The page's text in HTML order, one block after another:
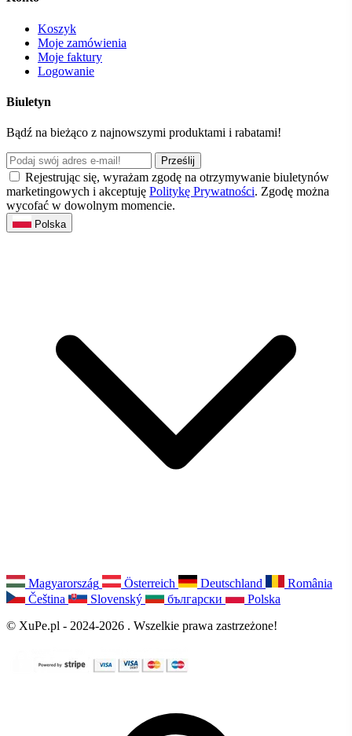
Koszyk
Moje zamówienia
Moje faktury
Logowanie
Biuletyn
Bądź na bieżąco z najnowszymi produktami i rabatami!
Prześlij
Rejestrując się, wyrażam zgodę na otrzymywanie biuletynów
marketingowych i akceptuję Politykę Prywatności. Zgodę można
wycofać w dowolnym momencie.
Polska
Magyarország Österreich Deutschland
România
Čeština
Slovenský български
Polska
© XuPe.pl - 2024-2026 . Wszelkie prawa zastrzeżone!